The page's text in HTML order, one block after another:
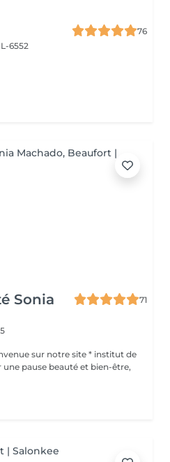
76
6552
Sonia
71
sur notre site * institut de